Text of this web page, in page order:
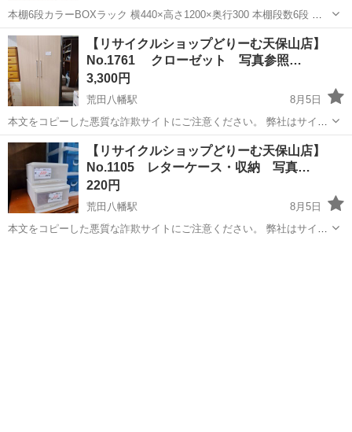
本棚6段カラーBOXラック 横440×高さ1200×奥行300 本棚段数6段 各
棚の高さは横ピン移動にて変更出来ます (真ん中だけ固定位置) 横ピン
が少しサビ付いて抜けにくくなっているようです プライヤーやペンチ
で抜くと...
鹿児島 鹿屋市 宮ケ浜駅 収納家具
【リサイクルショップどりーむ天保山店】
No.1761 クローゼット 写真参照…
3,300円
荒田八幡駅
8月5日
本文をコピーした悪質な詐欺サイトにご注意ください。 弊社はサイト
内でのクレジット決済や銀行振り込みを致しておりません。 リサイク
ルショップどりーむ掲載商品を ご覧下さいまして誠にありがとうござ
います。 どりー...
鹿児島 鹿児島市 荒田八幡駅 収納家具
【リサイクルショップどりーむ天保山店】
No.1105 レターケース・収納 写真…
220円
荒田八幡駅
8月5日
本文をコピーした悪質な詐欺サイトにご注意ください。 弊社はサイト